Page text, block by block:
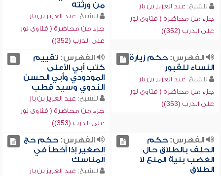
للشيخ: عبد العزيز بن باز
جزء من محاضرة ( فتاوى نور
على الدرب (352))
من ورثته
للشيخ: عبد العزيز بن باز
جزء من محاضرة ( فتاوى نور
على الدرب (352))
الفهرس:حكم زيارة
النساء للقبور
للشيخ: عبد العزيز بن باز
جزء من محاضرة ( فتاوى نور
على الدرب (353))
الفهرس: تقييم
كتب أبي الأعلى
المودودي وأبي الحسن
الندوي وسيد قطب
للشيخ: عبد العزيز بن باز
جزء من محاضرة ( فتاوى نور
على الدرب (353))
الفهرس:حكم
الحلف بالطلاق حال
الغضب بنية المنع لا
الطلاق
الفهرس:حكم حج
الصغير إذا أخطأ في
المناسك
للشيخ: عبد العزيز بن باز